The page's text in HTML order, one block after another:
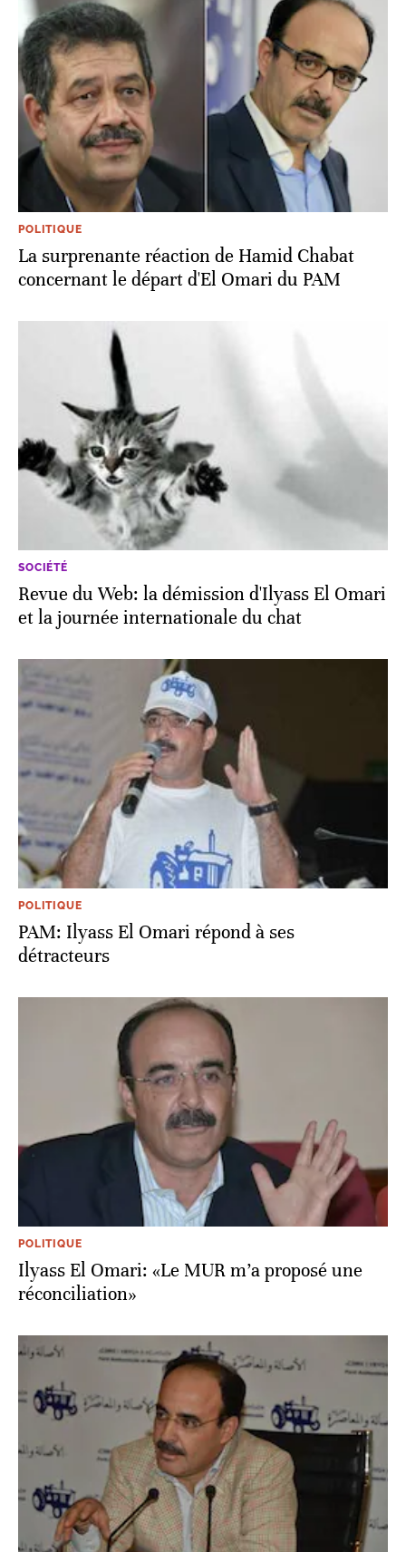
POLITIQUE
La surprenante réaction de Hamid Chabat
concernant le départ d'El Omari du PAM
SOCIÉTÉ
Revue du Web: la démission d'Ilyass El Omari
et la journée internationale du chat
POLITIQUE
PAM: Ilyass El Omari répond à ses
détracteurs
POLITIQUE
Ilyass El Omari: «Le MUR m’a proposé une
réconciliation»